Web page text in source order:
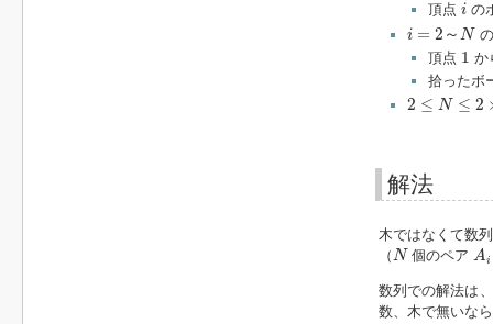
頂点 i の
i = 2 ～ N
= ～
の
頂点 11
拾ったボ
2 ≤ N ≤ 2
2 N ≤2 105
解法
木ではなくて数
（N
N 個のペア Ai
Ai ,
数列での解法は
数、木で無いな